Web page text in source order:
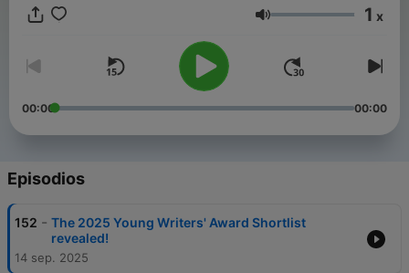
Volumen 1 x
00:00 00:00
Episodios
152 - The 2025 Young Writers' Award Shortlist
revealed!
14 sep. 2025